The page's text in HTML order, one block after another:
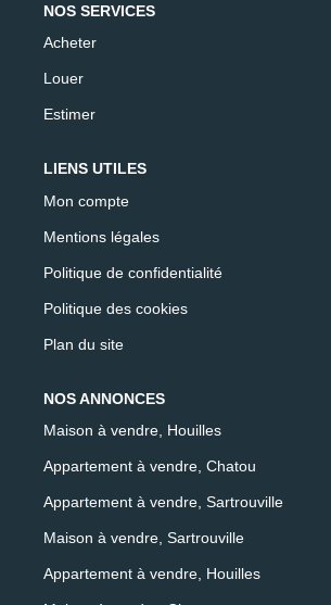
NOS SERVICES
Acheter
Louer
Estimer
LIENS UTILES
Mon compte
Mentions légales
Politique de confidentialité
Politique des cookies
Plan du site
NOS ANNONCES
Maison à vendre, Houilles
Appartement à vendre, Chatou
Appartement à vendre, Sartrouville
Maison à vendre, Sartrouville
Appartement à vendre, Houilles